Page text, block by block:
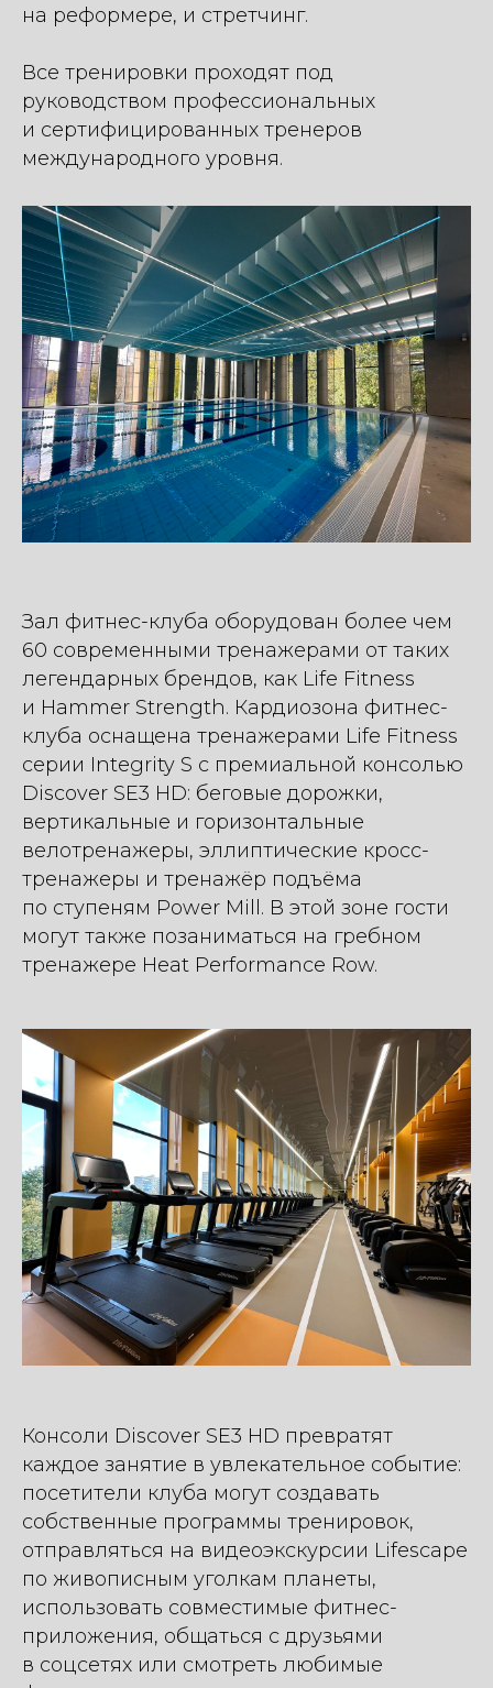
на реформере, и стретчинг.
Все тренировки проходят под
руководством профессиональных
и сертифицированных тренеров
международного уровня.
Зал фитнес-клуба оборудован более чем
60 современными тренажерами от таких
легендарных брендов, как Life Fitness
и Hammer Strength. Кардиозона фитнес-
клуба оснащена тренажерами Life Fitness
серии Integrity S с премиальной консолью
Discover SE3 HD: беговые дорожки,
вертикальные и горизонтальные
велотренажеры, эллиптические кросс-
тренажеры и тренажёр подъёма
по ступеням Power Mill. В этой зоне гости
могут также позаниматься на гребном
тренажере Heat Performance Row.
Консоли Discover SE3 HD превратят
каждое занятие в увлекательное событие:
посетители клуба могут создавать
собственные программы тренировок,
отправляться на видеоэкскурсии Lifescape
по живописным уголкам планеты,
использовать совместимые фитнес-
приложения, общаться с друзьями
в соцсетях или смотреть любимые